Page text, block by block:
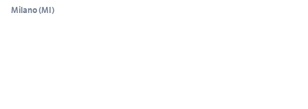
Milano(MI)